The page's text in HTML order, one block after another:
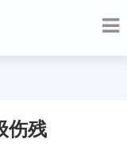
伤残